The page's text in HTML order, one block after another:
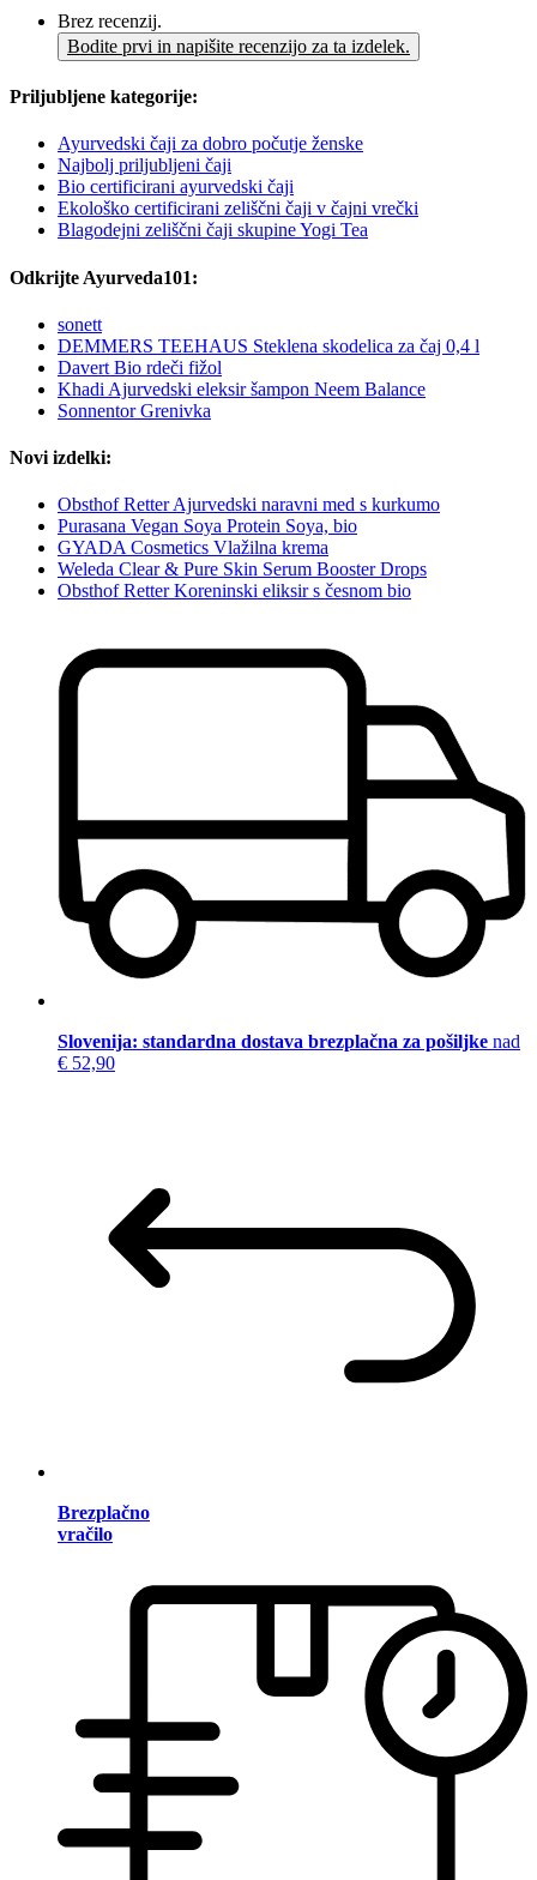
Brez recenzij.
Bodite prvi in napišite recenzijo za ta izdelek.
Priljubljene kategorije:
Ayurvedski čaji za dobro počutje ženske
Najbolj priljubljeni čaji
Bio certificirani ayurvedski čaji
Ekološko certificirani zeliščni čaji v čajni vrečki
Blagodejni zeliščni čaji skupine Yogi Tea
Odkrijte Ayurveda101:
sonett
DEMMERS TEEHAUS Steklena skodelica za čaj 0,4 l
Davert Bio rdeči fižol
Khadi Ajurvedski eleksir šampon Neem Balance
Sonnentor Grenivka
Novi izdelki:
Obsthof Retter Ajurvedski naravni med s kurkumo
Purasana Vegan Soya Protein Soya, bio
GYADA Cosmetics Vlažilna krema
Weleda Clear & Pure Skin Serum Booster Drops
Obsthof Retter Koreninski eliksir s česnom bio
Slovenija: standardna dostava brezplačna za pošiljke nad
€ 52,90
Brezplačno
vračilo